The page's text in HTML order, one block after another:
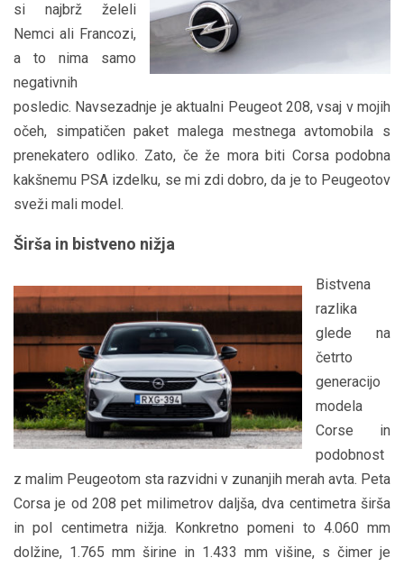
si najbrž želeli
Nemci ali Francozi,
a to nima samo
negativnih
posledic. Navsezadnje je aktualni Peugeot 208, vsaj v mojih
očeh, simpatičen paket malega mestnega avtomobila s
prenekatero odliko. Zato, če že mora biti Corsa podobna
kakšnemu PSA izdelku, se mi zdi dobro, da je to Peugeotov
sveži mali model.
Širša in bistveno nižja
Bistvena
razlika
glede na
četrto
generacijo
modela
Corse in
podobnost
z malim Peugeotom sta razvidni v zunanjih merah avta. Peta
Corsa je od 208 pet milimetrov daljša, dva centimetra širša
in pol centimetra nižja. Konkretno pomeni to 4.060 mm
dolžine, 1.765 mm širine in 1.433 mm višine, s čimer je